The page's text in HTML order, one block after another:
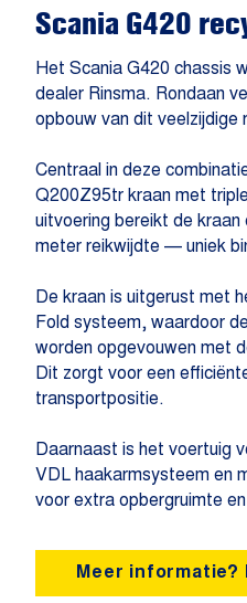
Scania G420
Het Scania G420 chassis
dealer Rinsma. Rondaan
opbouw van dit veelzijdige
Centraal in deze
Q200Z95tr kraan met
uitvoering bereikt de kraan
meter reikwijdte — uniek
De kraan is uitgerust met
Fold systeem, waardoor
worden opgevouwen met
Dit zorgt voor een
transportpositie.
Daarnaast is het voertuig
VDL haakarmsysteem en
voor extra opbergruimte
Meer informatie?